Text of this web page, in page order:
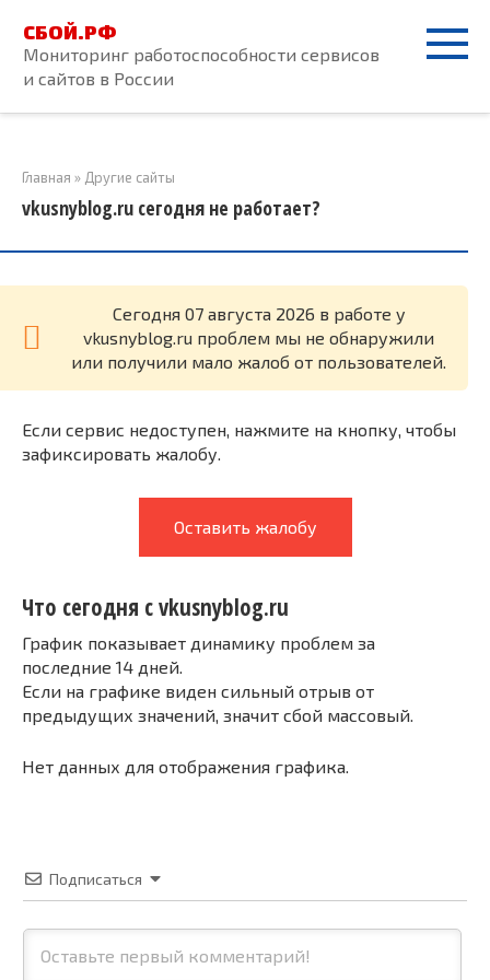
контенту
СБОЙ.РФ
Мониторинг работоспособности сервисов
и сайтов в России
Главная » Другие сайты
vkusnyblog.ru сегодня не работает?
Cегодня 07 августа 2026 в работе у
vkusnyblog.ru проблем мы не обнаружили
или получили мало жалоб от пользователей.
Если сервис недоступен, нажмите на кнопку, чтобы
зафиксировать жалобу.
Оставить жалобу
Что сегодня с vkusnyblog.ru
График показывает динамику проблем за
последние 14 дней.
Если на графике виден сильный отрыв от
предыдущих значений, значит сбой массовый.
Нет данных для отображения графика.
Подписаться